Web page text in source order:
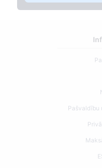
Pašvaldību